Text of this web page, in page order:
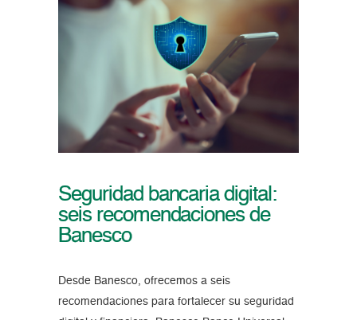
Seguridad bancaria digital:
seis recomendaciones de
Banesco
Desde Banesco, ofrecemos a seis
recomendaciones para fortalecer su seguridad